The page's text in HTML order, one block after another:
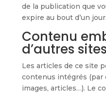
de la publication que
expire au bout d’un jour.
Contenu
d’autres sites
Les articles de ce site
contenus intégrés (par
images, articles…). Le